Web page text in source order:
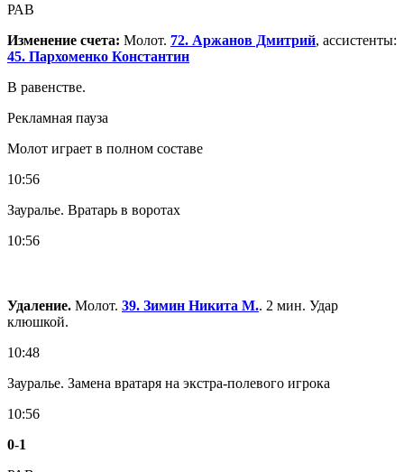
РАВ
Изменение счета: Молот. 72. Аржанов Дмитрий, ассистенты:
45. Пархоменко Константин
В равенстве.
Рекламная пауза
Молот играет в полном составе
10:56
Зауралье. Вратарь в воротах
10:56
Удаление. Молот. 39. Зимин Никита М.. 2 мин. Удар
клюшкой.
10:48
Зауралье. Замена вратаря на экстра-полевого игрока
10:56
0-1